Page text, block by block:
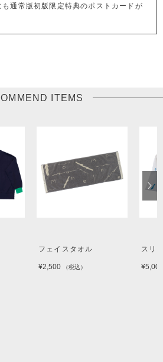
通常版初版限定特典のポストカードが
ITEMS
フェイスタオル
¥2,500 （税込）
スリ
¥5,000